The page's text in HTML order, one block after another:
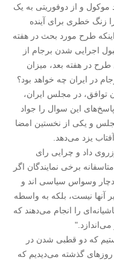
موکول و از دوفوریتی به یک
زنگ خطری برای آینده
طرح مورد بحث در هفته
اجرایی شدن برجام از
در هفته بعد، میزان
در ایران چه خواهد بود؟
در مجلس ایران،
این سوال را جواد
و یکی از نخستین امضا
یزد می‌دهد.
داد و چرایی رای
برخی نمایندگان اگر
دچار وسواس سیاسی اند و
آنها نیست، بلکه به واسطه
را انجام می‌دهند که
که دو قطبی شدن در
گذشته می‌دیدیم که